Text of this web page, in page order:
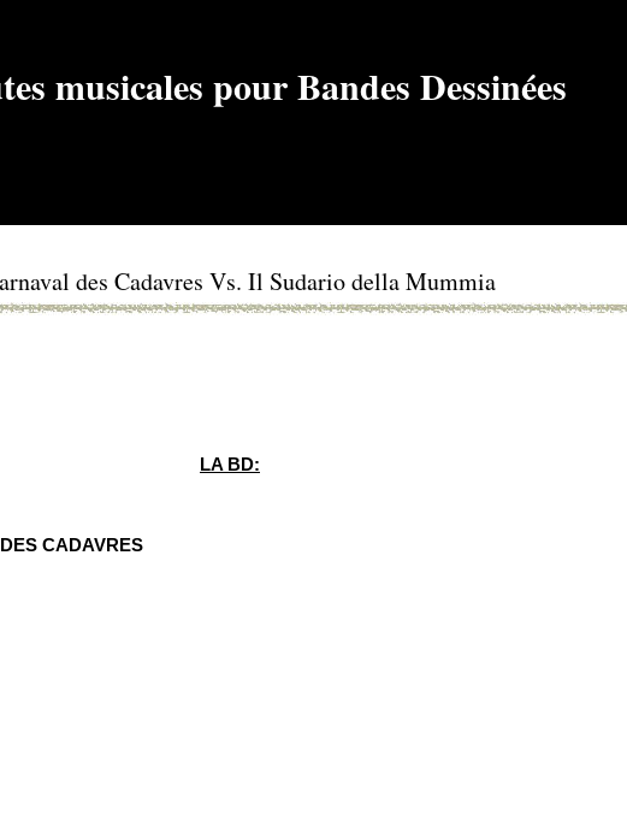
des Cadavres Vs. Il Sudario della Mummia
LA BD:
CADAVRES